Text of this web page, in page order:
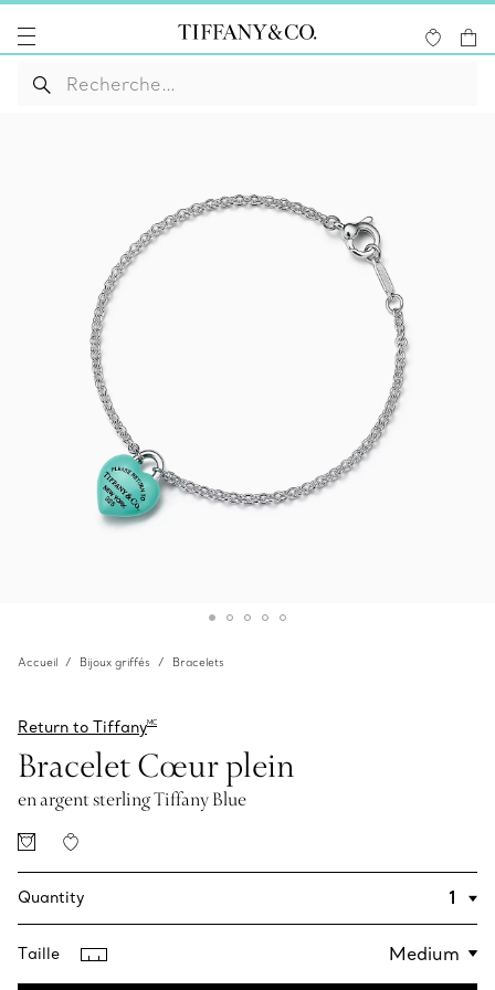
Accueil Bijoux griffés Bracelets
Return to TiffanyMC
Bracelet Cœur plein
en argent sterling Tiffany Blue
Quantity
Taille